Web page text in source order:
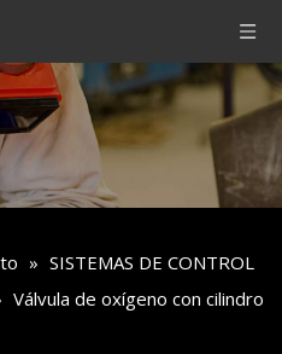
» SISTEMAS DE CONTROL
Válvula de oxígeno con cilindro